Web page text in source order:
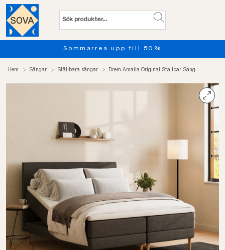
Provsov upp till 100 nätter.
Hem Sängar Ställbara sängar Drem Amalia Original Ställbar Säng